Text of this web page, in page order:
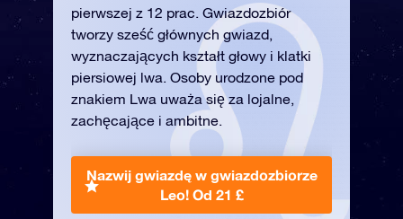
pierwszej z 12 prac. Gwiazdozbiór
tworzy sześć głównych gwiazd,
wyznaczających kształt głowy i klatki
piersiowej lwa. Osoby urodzone pod
znakiem Lwa uważa się za lojalne,
zachęcające i ambitne.
Nazwij gwiazdę w gwiazdozbiorze
Leo! Od 21 £